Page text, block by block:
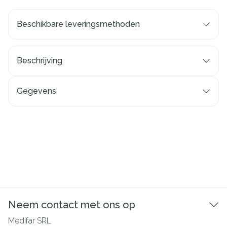
Beschikbare leveringsmethoden
Beschrijving
Gegevens
Neem contact met ons op
Medifar SRL